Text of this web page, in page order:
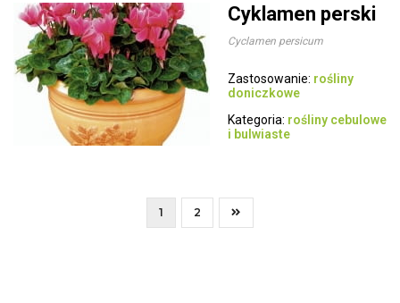
Cyklamen perski
Cyclamen persicum
Zastosowanie: rośliny
doniczkowe
Kategoria: rośliny cebulowe
i bulwiaste
1 2